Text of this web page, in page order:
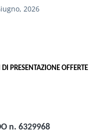
2026
PRESENTAZIONE OFFERTE
n. 6329968